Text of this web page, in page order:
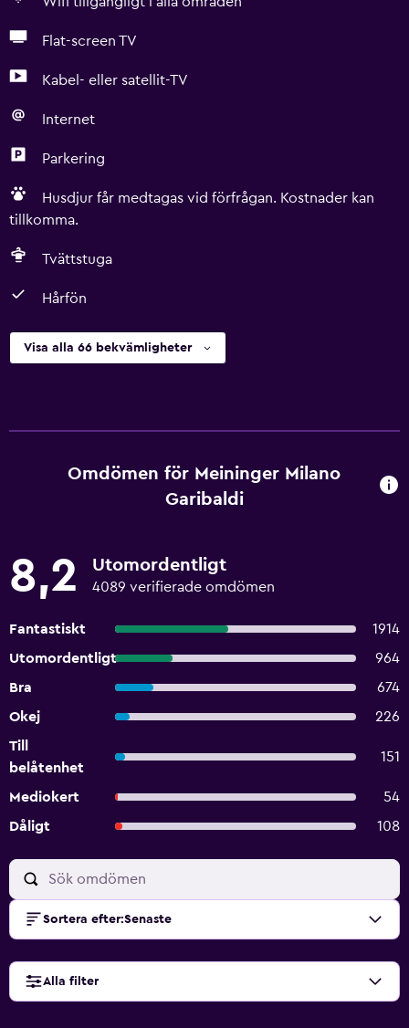
Flat-screen TV
Kabel- eller satellit-TV
Internet
Parkering
Husdjur får medtagas vid förfrågan. Kostnader kan
tillkomma.
Tvättstuga
Hårfön
Visa alla 66 bekvämligheter
Omdömen för Meininger Milano
Garibaldi
8,2 Utomordentligt
4089 verifierade omdömen
Fantastiskt
1914
Utomordentligt
964
Bra
674
Okej
226
Till
belåtenhet
151
Mediokert
54
Dåligt
108
Sortera efter:Senaste
Alla filter